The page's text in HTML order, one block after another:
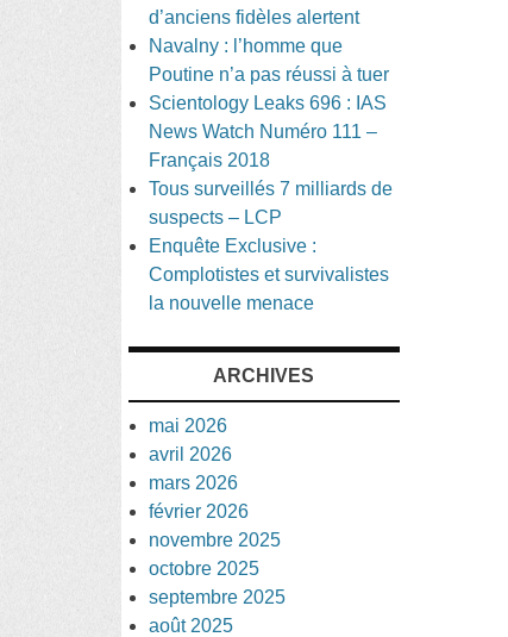
d’anciens fidèles alertent
Navalny : l’homme que
Poutine n’a pas réussi à tuer
Scientology Leaks 696 : IAS
News Watch Numéro 111 –
Français 2018
Tous surveillés 7 milliards de
suspects – LCP
Enquête Exclusive :
Complotistes et survivalistes
la nouvelle menace
ARCHIVES
mai 2026
avril 2026
mars 2026
février 2026
novembre 2025
octobre 2025
septembre 2025
août 2025